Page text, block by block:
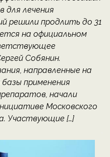
для лечения
решили продлить до 31
на официальном
Собянин.
направленные на
применения
начали
Московского
Участвующие […]